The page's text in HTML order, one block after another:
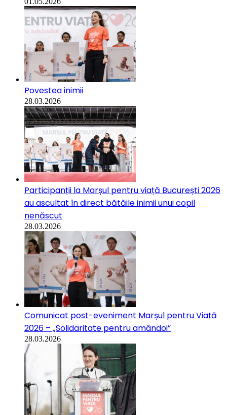
Povestea inimii
28.03.2026
Participanții la Marșul pentru viață București 2026
au ascultat în direct bătăile inimii unui copil
nenăscut
28.03.2026
Comunicat post-eveniment Marșul pentru Viață
2026 – „Solidaritate pentru amândoi”
28.03.2026